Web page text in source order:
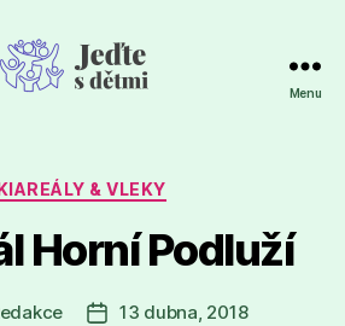
Menu
Rubriky
& VLEKY
Horní Podluží
Datum
13 dubna, 2018